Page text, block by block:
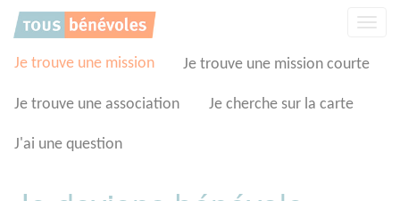
Je trouve une mission Je trouve une mission courte
Je trouve une association Je cherche sur la carte
J'ai une question
Panneau de gestion des cookies